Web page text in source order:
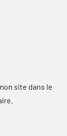
site dans le